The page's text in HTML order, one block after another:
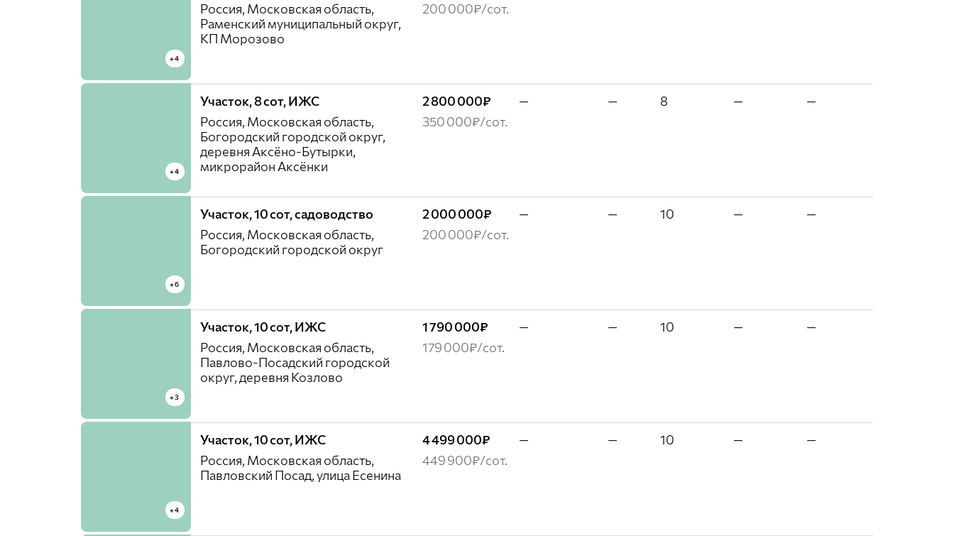
+4
Россия, Московская область,
Раменский муниципальный округ,
КП Морозово
200 000₽/сот.
+4
Участок, 8 сот, ИЖС
Россия, Московская область,
Богородский городской округ,
деревня Аксёно-Бутырки,
микрорайон Аксёнки
2 800 000₽
350 000₽/сот.
— — 8 — —
+6
Участок, 10 сот, садоводство
Россия, Московская область,
Богородский городской округ
2 000 000₽
200 000₽/сот.
— — 10 — —
+3
Участок, 10 сот, ИЖС
Россия, Московская область,
Павлово-Посадский городской
округ, деревня Козлово
1 790 000₽
179 000₽/сот.
— — 10 — —
+4
Участок, 10 сот, ИЖС
Россия, Московская область,
Павловский Посад, улица Есенина
4 499 000₽
449 900₽/сот.
— — 10 — —